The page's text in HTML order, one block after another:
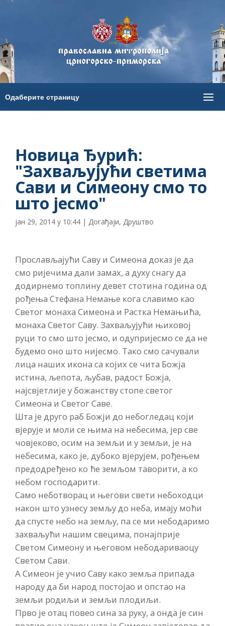
Новица Ђурић:
"Захваљујући светима
Сави и Симеону смо то
што јесмо"
јан 29, 2014 у 10:44 | Догађаји, Друштво
Прослављајући Саву и Симеона доказ је да
смо ријечима дали замах, а духу снагу да
додирнемо топлину девет стотина година од
рођења Стефана Немање кога славимо као
Светог монаха Симеона и Растка Немањића,
монаха Светог Саву. Захваљујући њиховој
руци то смо што јесмо, и одупријесмо се да не
будемо оно што нијесмо. Тако смо сачували
лица наших икона са којих се чита Божја
истина, љепота, љубав, радост Божја,
најсвјетлије у божанству стопе светог
Симеона и Светог Саве.
Шта је друго раб Божји до небогледац који
вјерује и моли се њима на небесима, јер све
човјеково, осим на земљи и у земљи, је на
небесима, како је, дубоко вјерујем, рођењем
предодређено ко ће земљом таворити, а ко
небом господарити.
Само неботворац и његови свети небоходци
након што узнесу земљу до неба, имају моћи
да спусте небо на земљу, па се ми небодаримо
захваљући нашим свецима, понајприје
Светом Симеону и његовом небодариваоцу
Светом Сави.
А Симеон је учио Саву како земља припада
народу да би народ постојао и опстао на
земљи родиљи и земљи плодиљи.
Прво је отац повео сина за руку, а онда је син